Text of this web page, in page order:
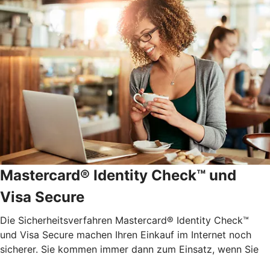
Mastercard® Identity Check™ und
Visa Secure
Die Sicherheitsverfahren Mastercard® Identity Check™
und Visa Secure machen Ihren Einkauf im Internet noch
sicherer. Sie kommen immer dann zum Einsatz, wenn Sie